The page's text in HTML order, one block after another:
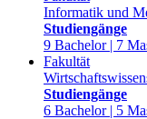
Informatik und
Studiengänge
9 Bachelor | 7
Fakultät
Studiengänge
6 Bachelor | 5